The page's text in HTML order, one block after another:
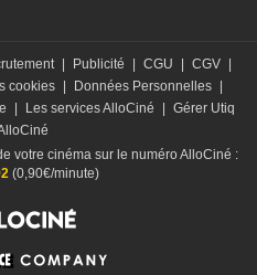
| Publicité | CGU | CGV |
cookies | Données Personnelles |
| Les services AlloCiné | Gérer Utiq
votre cinéma sur le numéro AlloCiné :
(0,90€/minute)